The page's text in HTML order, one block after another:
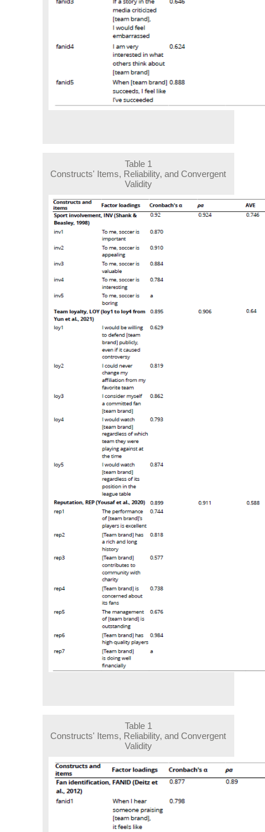
Table 1
Constructs' Items, Reliability, and Convergent
Validity
Table 1
Constructs' Items, Reliability, and Convergent
Validity